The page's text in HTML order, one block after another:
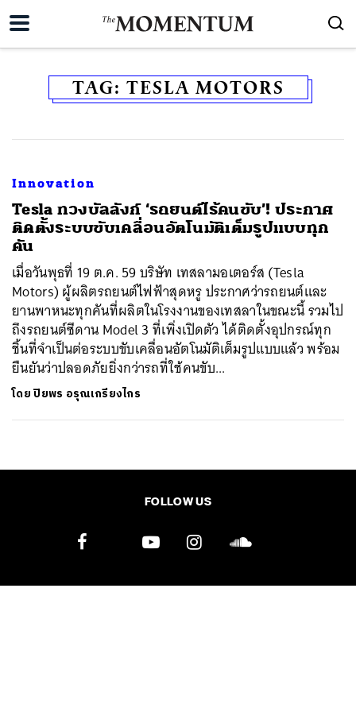
TAG: TESLA MOTORS
Innovation
Tesla ทวงบัลลังก์ ‘รถยนต์ไร้คนขับ’! ประกาศ
ติดตั้งระบบขับเคลื่อนอัตโนมัติเต็มรูปแบบทุก
คัน
เมื่อวันพุธที่ 19 ต.ค. 59 บริษัท เทสลามอเตอร์ส (Tesla
Motors) ผู้ผลิตรถยนต์ไฟฟ้าสุดหรู ประกาศว่ารถยนต์และ
ยานพาหนะทุกคันที่ผลิตในโรงงานของเทสลาในขณะนี้ รวมไป
ถึงรถยนต์ซีดาน Model 3 ที่เพิ่งเปิดตัว ได้ติดตั้งอุปกรณ์ทุก
ชิ้นที่จำเป็นต่อระบบขับเคลื่อนอัตโนมัติเต็มรูปแบบแล้ว พร้อม
ยืนยันว่าปลอดภัยยิ่งกว่ารถที่ใช้คนขับ...
โดยปิยพร อรุณเกรียงไกร
FOLLOW US
ค้นหา
SHARE TWEET LINE